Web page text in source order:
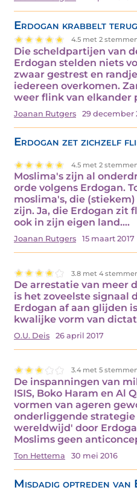
Erdogan krabbelt terug
4.5 met 2
Die scheldpartijen van
Erdogan stelden niets
zwaar gestrest en
iedereen overkomen.
weer flink van elkander
Joanan Rutgers 29 december
Erdogan zet zichzelf
4.5 met 2
Moslima's zijn al
orde volgens Erdogan.
moslima's, die
zijn. Ja, die Erdogan zit
ook in zijn eigen land.…
Joanan Rutgers 15 maart 2017
3.8 met 4
De arrestatie van meer
is het zoveelste signaal
Erdogan af aan glijden
kwalijke vorm van
O.U. Deis 26 april 2017
3.4 met 5
De inspanningen van
ISIS, Boko Haram en Al
vormen van ageren
onderliggende
wereldwijd' door
Moslims geen
Ton Hettema 30 mei 2016
Misdadig optreden van